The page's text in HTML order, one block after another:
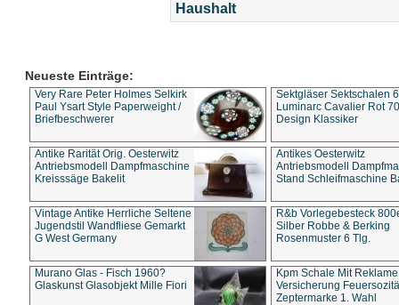
Haushalt
Neueste Einträge:
Very Rare Peter Holmes Selkirk
Paul Ysart Style Paperweight /
Briefbeschwerer
Sektgläser Sektschalen
Luminarc Cavalier Rot
Design Klassiker
Antike Rarität Orig. Oesterwitz
Antriebsmodell Dampfmaschine
Kreisssäge Bakelit
Antikes Oesterwitz
Antriebsmodell
Stand Schleifmaschine
Vintage Antike Herrliche Seltene
Jugendstil Wandfliese Gemarkt
G West Germany
R&b Vorlegebesteck
Silber Robbe & Berking
Rosenmuster 6 Tlg.
Murano Glas - Fisch 1960?
Glaskunst Glasobjekt Mille Fiori
Kpm Schale Mit Reklame
Versicherung
Zeptermarke 1. Wahl